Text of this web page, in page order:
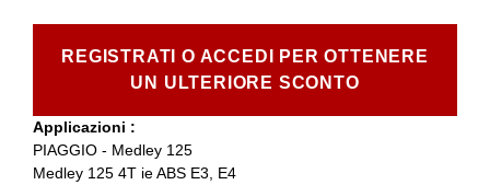
REGISTRATI O ACCEDI PER OTTENERE
UN ULTERIORE SCONTO
Applicazioni :
PIAGGIO - Medley 125
Medley 125 4T ie ABS E3, E4